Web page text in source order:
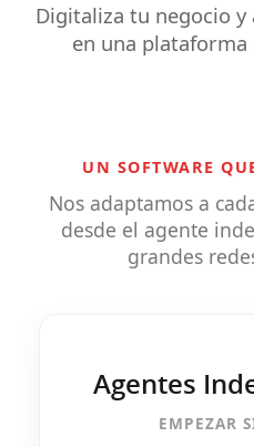
Digitaliza tu negocio
en una
UN SOFTWARE
Nos adaptamos a
desde el agente
grandes
Agentes
EMPEZAR